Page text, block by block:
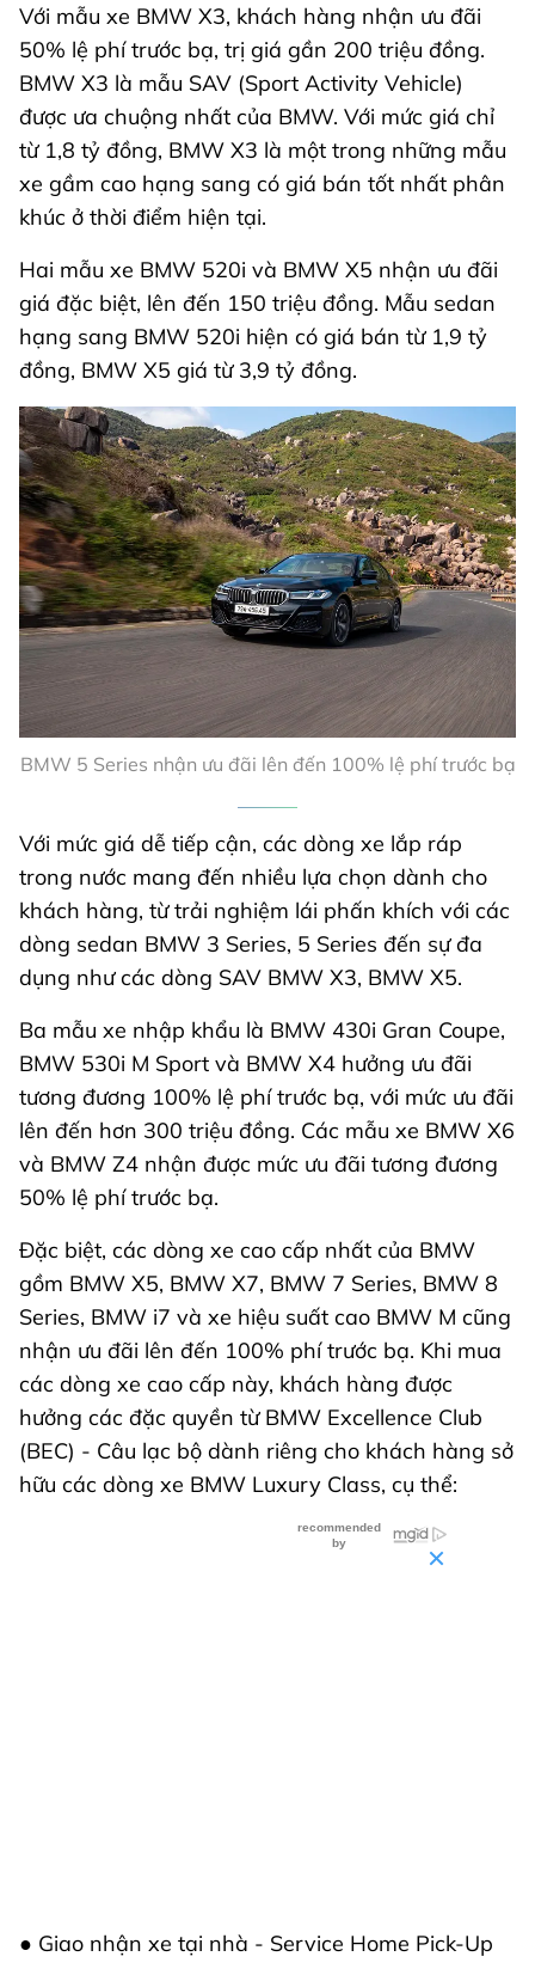
Với mẫu xe BMW X3, khách hàng nhận ưu đãi
50% lệ phí trước bạ, trị giá gần 200 triệu đồng.
BMW X3 là mẫu SAV (Sport Activity Vehicle)
được ưa chuộng nhất của BMW. Với mức giá chỉ
từ 1,8 tỷ đồng, BMW X3 là một trong những mẫu
xe gầm cao hạng sang có giá bán tốt nhất phân
khúc ở thời điểm hiện tại.
Hai mẫu xe BMW 520i và BMW X5 nhận ưu đãi
giá đặc biệt, lên đến 150 triệu đồng. Mẫu sedan
hạng sang BMW 520i hiện có giá bán từ 1,9 tỷ
đồng, BMW X5 giá từ 3,9 tỷ đồng.
BMW 5 Series nhận ưu đãi lên đến 100% lệ phí trước bạ
Với mức giá dễ tiếp cận, các dòng xe lắp ráp
trong nước mang đến nhiều lựa chọn dành cho
khách hàng, từ trải nghiệm lái phấn khích với các
dòng sedan BMW 3 Series, 5 Series đến sự đa
dụng như các dòng SAV BMW X3, BMW X5.
Ba mẫu xe nhập khẩu là BMW 430i Gran Coupe,
BMW 530i M Sport và BMW X4 hưởng ưu đãi
tương đương 100% lệ phí trước bạ, với mức ưu đãi
lên đến hơn 300 triệu đồng. Các mẫu xe BMW X6
và BMW Z4 nhận được mức ưu đãi tương đương
50% lệ phí trước bạ.
Đặc biệt, các dòng xe cao cấp nhất của BMW
gồm BMW X5, BMW X7, BMW 7 Series, BMW 8
Series, BMW i7 và xe hiệu suất cao BMW M cũng
nhận ưu đãi lên đến 100% phí trước bạ. Khi mua
các dòng xe cao cấp này, khách hàng được
hưởng các đặc quyền từ BMW Excellence Club
(BEC) - Câu lạc bộ dành riêng cho khách hàng sở
hữu các dòng xe BMW Luxury Class, cụ thể:
● Giao nhận xe tại nhà - Service Home Pick-Up